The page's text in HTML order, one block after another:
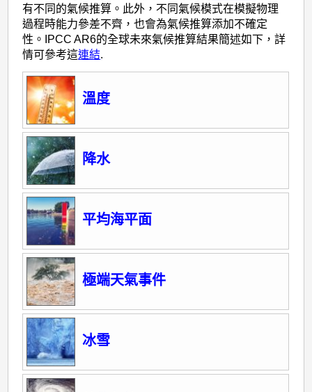
有不同的氣候推算。此外，不同氣候模式在模擬物理
過程時能力參差不齊，也會為氣候推算添加不確定
性。IPCC AR6的全球未來氣候推算結果簡述如下，詳
情可參考這連結.
溫度
降水
平均海平面
極端天氣事件
冰雪